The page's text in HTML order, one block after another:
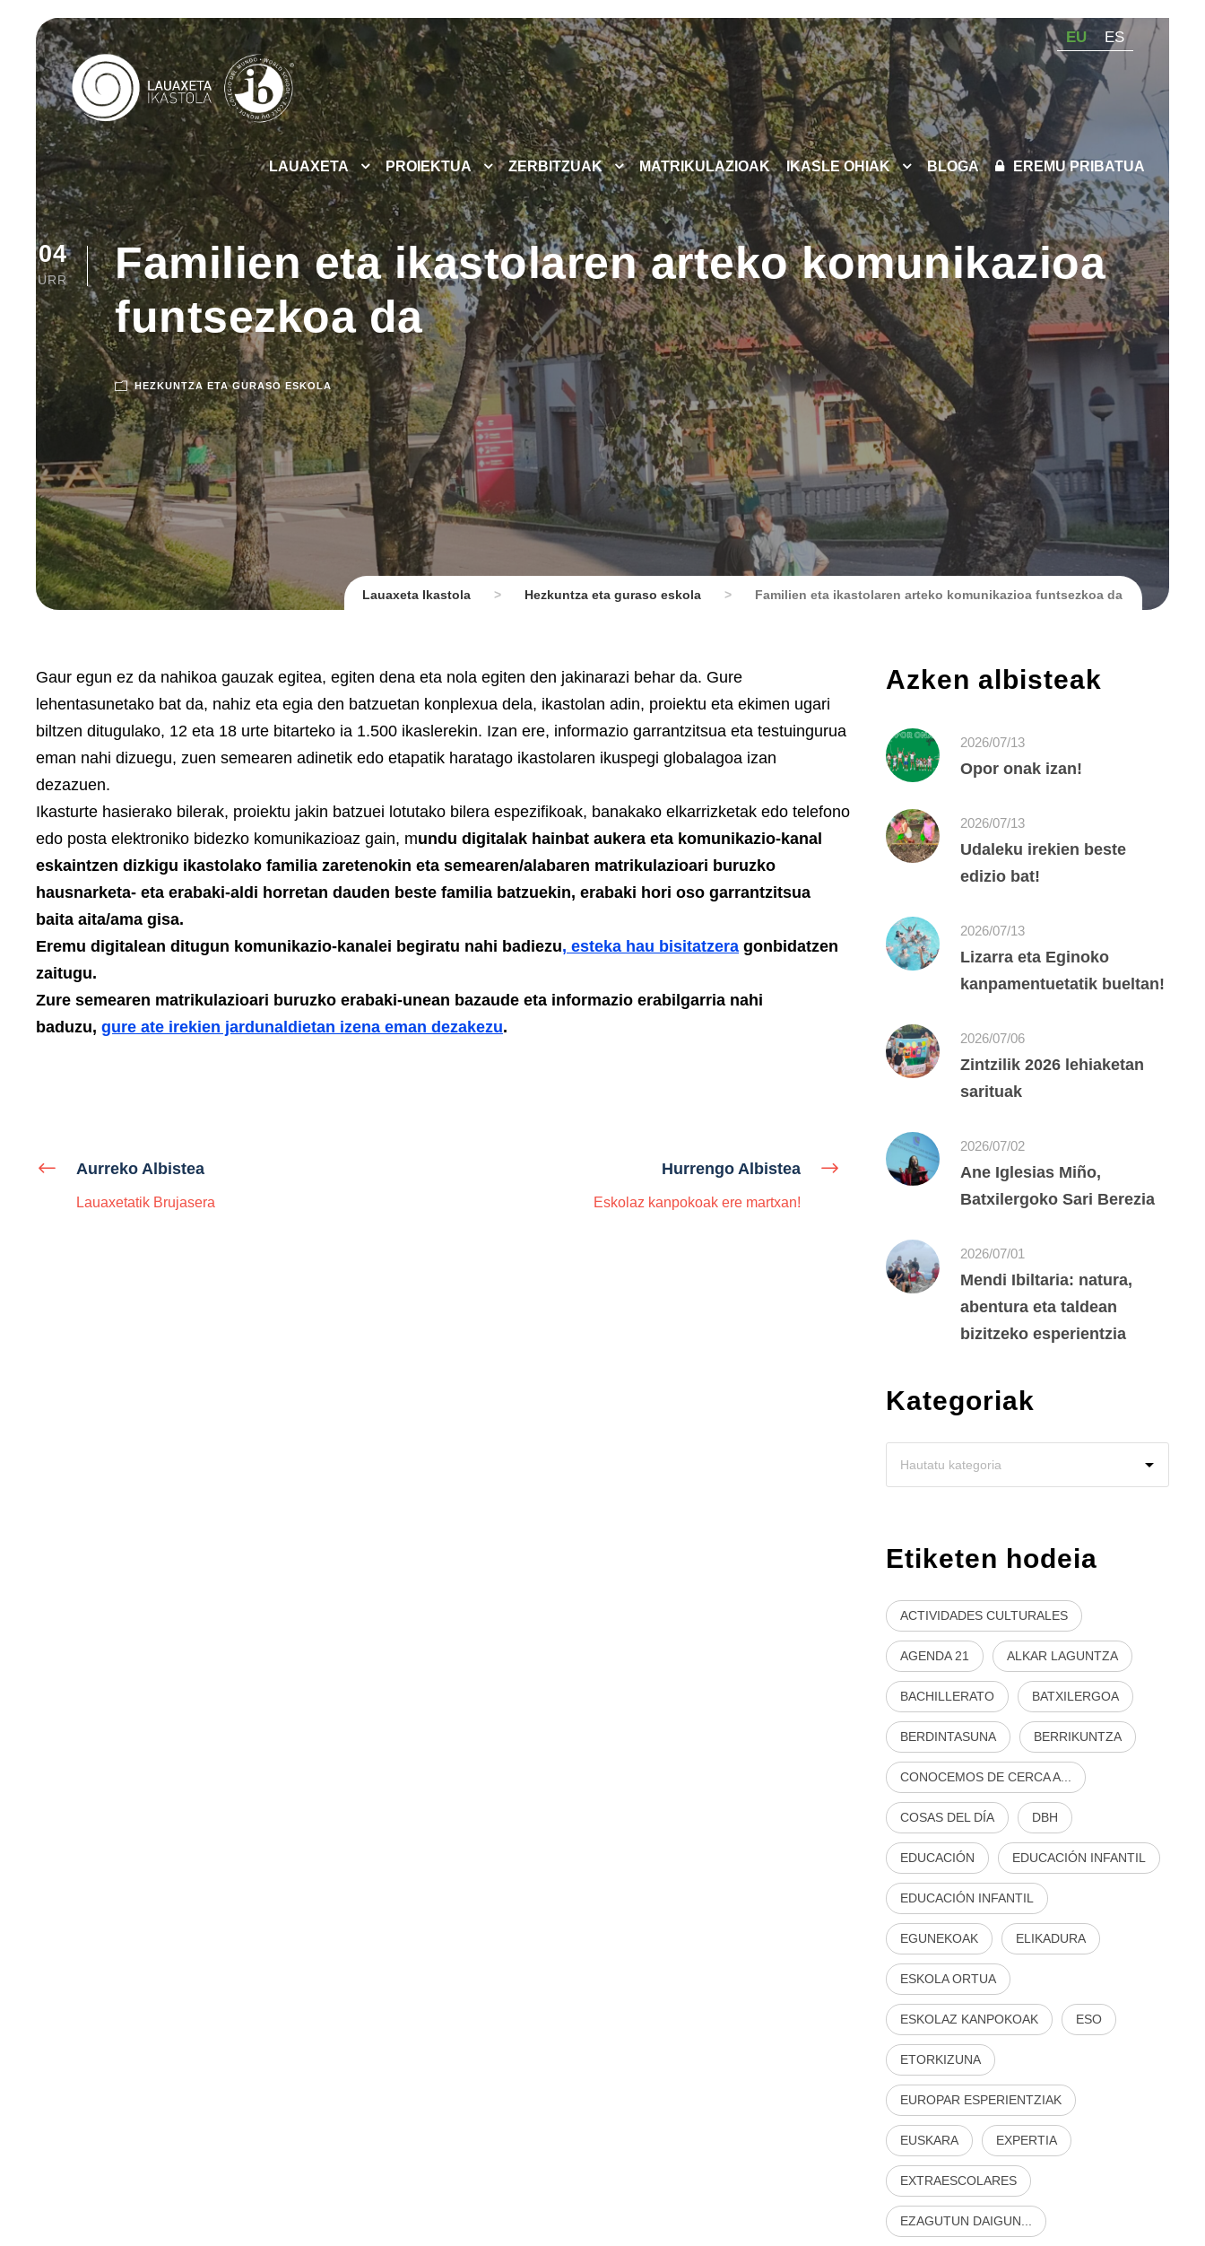
EU ES
LAUAXETA PROIEKTUA ZERBITZUAK MATRIKULAZIOAK IKASLE OHIAK BLOGA EREMU PRIBATUA
04
URR
Familien eta ikastolaren arteko komunikazioa
funtsezkoa da
HEZKUNTZA ETA GURASO ESKOLA
Lauaxeta Ikastola > Hezkuntza eta guraso eskola > Familien eta ikastolaren arteko komunikazioa funtsezkoa da
Gaur egun ez da nahikoa gauzak egitea, egiten dena eta nola egiten den jakinarazi behar da. Gure
lehentasunetako bat da, nahiz eta egia den batzuetan konplexua dela, ikastolan adin, proiektu eta ekimen ugari
biltzen ditugulako, 12 eta 18 urte bitarteko ia 1.500 ikaslerekin. Izan ere, informazio garrantzitsua eta testuingurua
eman nahi dizuegu, zuen semearen adinetik edo etapatik haratago ikastolaren ikuspegi globalagoa izan
dezazuen.
Ikasturte hasierako bilerak, proiektu jakin batzuei lotutako bilera espezifikoak, banakako elkarrizketak edo telefono
edo posta elektroniko bidezko komunikazioaz gain, mundu digitalak hainbat aukera eta komunikazio-kanal
eskaintzen dizkigu ikastolako familia zaretenokin eta semearen/alabaren matrikulazioari buruzko
hausnarketa- eta erabaki-aldi horretan dauden beste familia batzuekin, erabaki hori oso garrantzitsua
baita aita/ama gisa.
Eremu digitalean ditugun komunikazio-kanalei begiratu nahi badiezu, esteka hau bisitatzera gonbidatzen
zaitugu.
Zure semearen matrikulazioari buruzko erabaki-unean bazaude eta informazio erabilgarria nahi
baduzu, gure ate irekien jardunaldietan izena eman dezakezu.
Aurreko Albistea
Lauaxetatik Brujasera
Hurrengo Albistea
Eskolaz kanpokoak ere martxan!
Azken albisteak
2026/07/13
Opor onak izan!
2026/07/13
Udaleku irekien beste
edizio bat!
2026/07/13
Lizarra eta Eginoko
kanpamentuetatik bueltan!
2026/07/06
Zintzilik 2026 lehiaketan
sarituak
2026/07/02
Ane Iglesias Miño,
Batxilergoko Sari Berezia
2026/07/01
Mendi Ibiltaria: natura,
abentura eta taldean
bizitzeko esperientzia
Kategoriak
Etiketen hodeia
ACTIVIDADES CULTURALES
AGENDA 21 ALKAR LAGUNTZA
BACHILLERATO BATXILERGOA
BERDINTASUNA BERRIKUNTZA
CONOCEMOS DE CERCA A...
COSAS DEL DÍA DBH
EDUCACIÓN EDUCACIÓN INFANTIL
EDUCACIÓN INFANTIL
EGUNEKOAK ELIKADURA
ESKOLA ORTUA
ESKOLAZ KANPOKOAK ESO
ETORKIZUNA
EUROPAR ESPERIENTZIAK
EUSKARA EXPERTIA
EXTRAESCOLARES
EZAGUTUN DAIGUN...